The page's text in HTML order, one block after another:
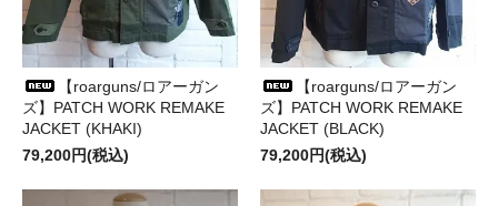
【roarguns/ロアーガン
ズ】PATCH WORK REMAKE
JACKET (KHAKI)
79,200円(税込)
【roarguns/ロアーガン
ズ】PATCH WORK REMAKE
JACKET (BLACK)
79,200円(税込)